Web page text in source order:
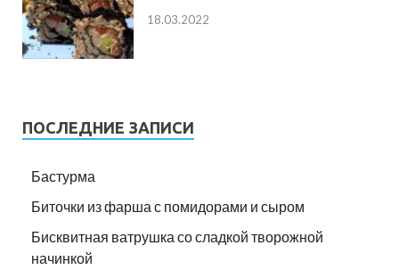
18.03.2022
ПОСЛЕДНИЕ ЗАПИСИ
Бастурма
Биточки из фарша с помидорами и сыром
Бисквитная ватрушка со сладкой творожной
начинкой